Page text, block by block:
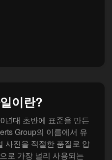
이란?
년대 초반에 표준을 만든
Group의 이름에서 유
사진을 적절한 품질로 압
로 가장 널리 사용되는